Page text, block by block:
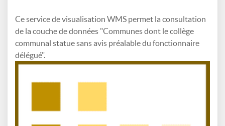
Ce service de visualisation WMS permet la consultation
de la couche de données "Communes dont le collège
communal statue sans avis préalable du fonctionnaire
délégué".